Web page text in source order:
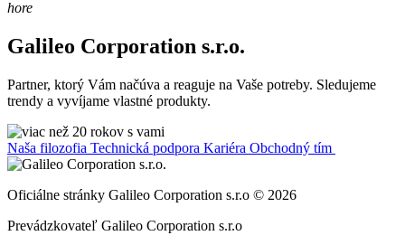
hore
Galileo Corporation s.r.o.
Partner, ktorý Vám načúva a reaguje na Vaše potreby. Sledujeme
trendy a vyvíjame vlastné produkty.
Naša filozofia Technická podpora Kariéra Obchodný tím
Oficiálne stránky Galileo Corporation s.r.o © 2026
Prevádzkovateľ Galileo Corporation s.r.o